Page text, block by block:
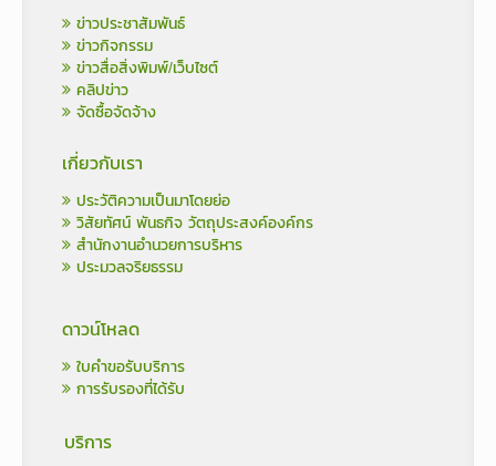
ข่าวประชาสัมพันธ์
ข่าวกิจกรรม
ข่าวสื่อสิ่งพิมพ์/เว็บไซต์
คลิปข่าว
จัดซื้อจัดจ้าง
เกี่ยวกับเรา
ประวัติความเป็นมาโดยย่อ
วิสัยทัศน์ พันธกิจ วัตถุประสงค์องค์กร
สำนักงานอำนวยการบริหาร
ประมวลจริยธรรม
ดาวน์โหลด
ใบคำขอรับบริการ
การรับรองที่ได้รับ
บริการ